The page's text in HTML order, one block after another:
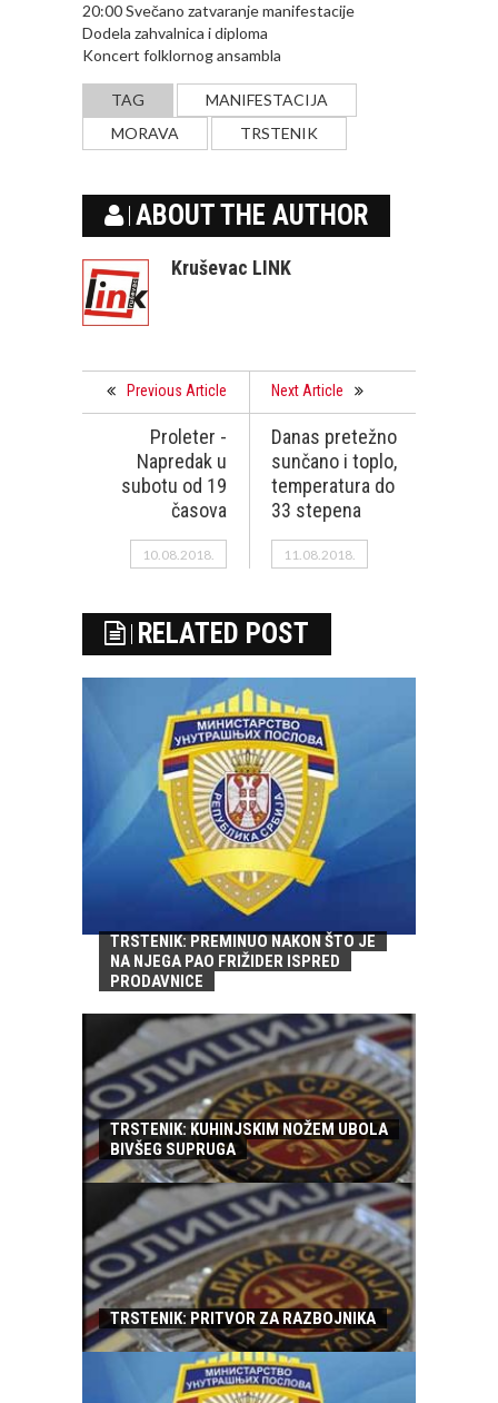
20:00 Svečano zatvaranje manifestacije
Dodela zahvalnica i diploma
Koncert folklornog ansambla
TAG
MANIFESTACIJA
MORAVA
TRSTENIK
ABOUT THE AUTHOR
Kruševac LINK
Previous Article
Proleter -
Napredak u
subotu od 19
časova
10.08.2018.
Next Article
Danas pretežno
sunčano i toplo,
temperatura do
33 stepena
11.08.2018.
RELATED POST
TRSTENIK: PREMINUO NAKON ŠTO JE
NA NJEGA PAO FRIŽIDER ISPRED
PRODAVNICE
TRSTENIK: KUHINJSKIM NOŽEM UBOLA
BIVŠEG SUPRUGA
TRSTENIK: PRITVOR ZA RAZBOJNIKA